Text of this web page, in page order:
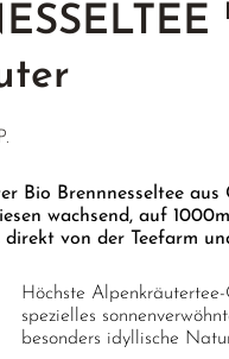
Bio Brennnesseltee
wachsend, auf
direkt von der Teefarm
Höchste
spezielles
besonders idyllische